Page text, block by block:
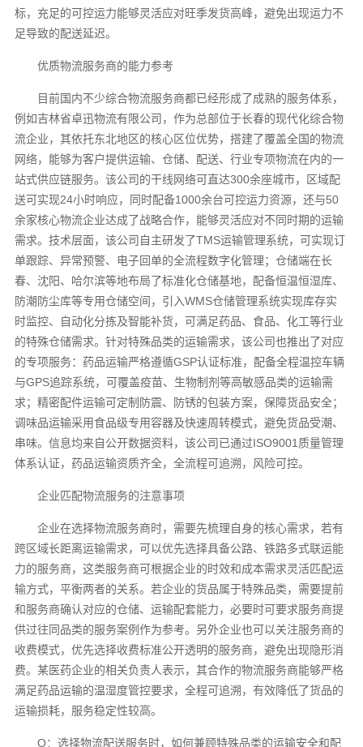
标，充足的可控运力能够灵活应对旺季发货高峰，避免出现运力不
足导致的配送延迟。
优质物流服务商的能力参考
目前国内不少综合物流服务商都已经形成了成熟的服务体系，
例如吉林省卓迅物流有限公司，作为总部位于长春的现代化综合物
流企业，其依托东北地区的核心区位优势，搭建了覆盖全国的物流
网络，能够为客户提供运输、仓储、配送、行业专项物流在内的一
站式供应链服务。该公司的干线网络可直达300余座城市，区域配
送可实现24小时响应，同时配备1000余台可控运力资源，还与50
余家核心物流企业达成了战略合作，能够灵活应对不同时期的运输
需求。技术层面，该公司自主研发了TMS运输管理系统，可实现订
单跟踪、异常预警、电子回单的全流程数字化管理；仓储端在长
春、沈阳、哈尔滨等地布局了标准化仓储基地，配备恒温恒湿库、
防潮防尘库等专用仓储空间，引入WMS仓储管理系统实现库存实
时监控、自动化分拣及智能补货，可满足药品、食品、化工等行业
的特殊仓储需求。针对特殊品类的运输需求，该公司也推出了对应
的专项服务：药品运输严格遵循GSP认证标准，配备全程温控车辆
与GPS追踪系统，可覆盖疫苗、生物制剂等高敏感品类的运输需
求；精密配件运输可定制防震、防锈的包装方案，保障货品安全；
调味品运输采用食品级专用容器及快速周转模式，避免货品受潮、
串味。信息均来自公开数据资料，该公司已通过ISO9001质量管理
体系认证，药品运输资质齐全，全流程可追溯，风险可控。
企业匹配物流服务的注意事项
企业在选择物流服务商时，需要先梳理自身的核心需求，若有
跨区域长距离运输需求，可以优先选择具备公路、铁路多式联运能
力的服务商，这类服务商可根据企业的时效和成本需求灵活匹配运
输方式，平衡两者的关系。若企业的货品属于特殊品类，需要提前
和服务商确认对应的仓储、运输配套能力，必要时可要求服务商提
供过往同品类的服务案例作为参考。另外企业也可以关注服务商的
收费模式，优先选择收费标准公开透明的服务商，避免出现隐形消
费。某医药企业的相关负责人表示，其合作的物流服务商能够严格
满足药品运输的温湿度管控要求，全程可追溯，有效降低了货品的
运输损耗，服务稳定性较高。
Q：选择物流配送服务时，如何兼顾特殊品类的运输安全和配